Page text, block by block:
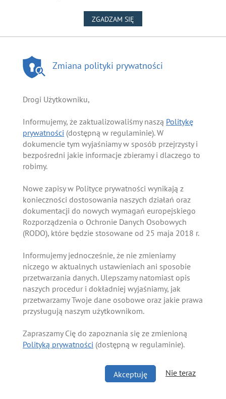
ZGADZAM SIĘ
Zmiana polityki prywatności
Drogi Użytkowniku,
Informujemy, że zaktualizowaliśmy naszą Politykę
prywatności (dostępną w regulaminie). W
dokumencie tym wyjaśniamy w sposób przejrzysty i
bezpośredni jakie informacje zbieramy i dlaczego to
robimy.
Nowe zapisy w Polityce prywatności wynikają z
konieczności dostosowania naszych działań oraz
dokumentacji do nowych wymagań europejskiego
Rozporządzenia o Ochronie Danych Osobowych
(RODO), które będzie stosowane od 25 maja 2018 r.
Informujemy jednocześnie, że nie zmieniamy
niczego w aktualnych ustawieniach ani sposobie
przetwarzania danych. Ulepszamy natomiast opis
naszych procedur i dokładniej wyjaśniamy, jak
przetwarzamy Twoje dane osobowe oraz jakie prawa
przysługują naszym użytkownikom.
Zapraszamy Cię do zapoznania się ze zmienioną
Polityką prywatności (dostępną w regulaminie).
Akceptuję Nie teraz